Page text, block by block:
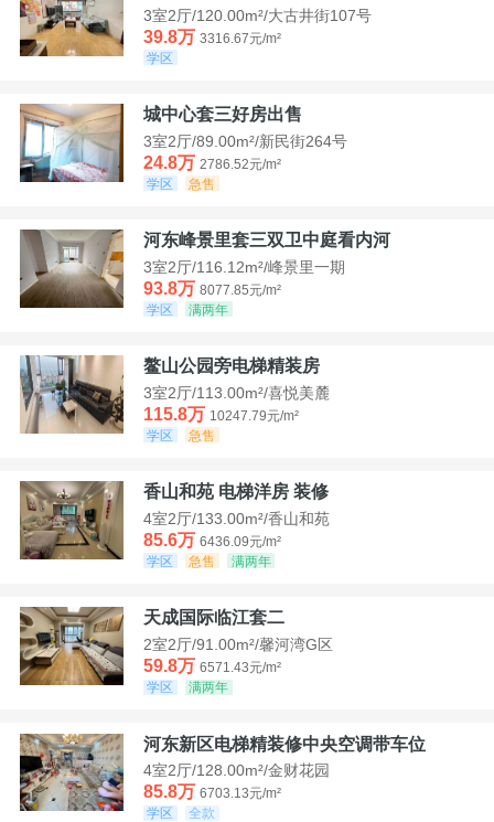
3室2厅/120.00m²/大古井街107号
39.8万 3316.67元/m²
学区
城中心套三好房出售
3室2厅/89.00m²/新民街264号
24.8万 2786.52元/m²
学区
急售
河东峰景里套三双卫中庭看内河
3室2厅/116.12m²/峰景里一期
93.8万 8077.85元/m²
学区
满两年
鳌山公园旁电梯精装房
3室2厅/113.00m²/喜悦美麓
115.8万 10247.79元/m²
学区
急售
香山和苑 电梯洋房 装修
4室2厅/133.00m²/香山和苑
85.6万 6436.09元/m²
学区
急售 满两年
天成国际临江套二
2室2厅/91.00m²/馨河湾G区
59.8万 6571.43元/m²
学区
满两年
河东新区电梯精装修中央空调带车位
4室2厅/128.00m²/金财花园
85.8万 6703.13元/m²
学区
全款